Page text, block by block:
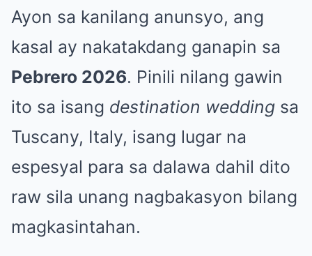
Ayon sa kanilang anunsyo, ang
kasal ay nakatakdang ganapin sa
Pebrero 2026. Pinili nilang gawin
ito sa isang destination wedding sa
Tuscany, Italy, isang lugar na
espesyal para sa dalawa dahil dito
raw sila unang nagbakasyon bilang
magkasintahan.